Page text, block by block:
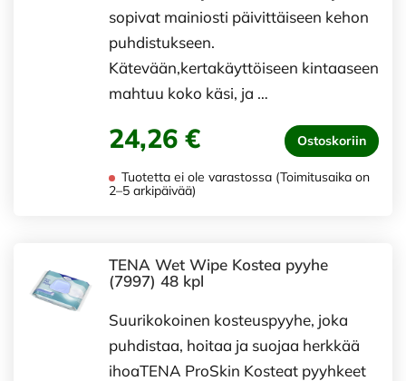
sopivat mainiosti päivittäiseen kehon
puhdistukseen.
Kätevään,kertakäyttöiseen kintaaseen
mahtuu koko käsi, ja …
24,26 € Ostoskoriin
Tuotetta ei ole varastossa (Toimitusaika on
2–5 arkipäivää)
TENA Wet Wipe Kostea pyyhe
(7997) 48 kpl
Suurikokoinen kosteuspyyhe, joka
puhdistaa, hoitaa ja suojaa herkkää
ihoaTENA ProSkin Kosteat pyyhkeet